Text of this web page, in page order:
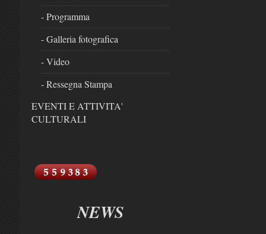
- Programma
- Galleria fotografica
- Video
- Ressegna Stampa
EVENTI E ATTIVITA'
CULTURALI
NEWS